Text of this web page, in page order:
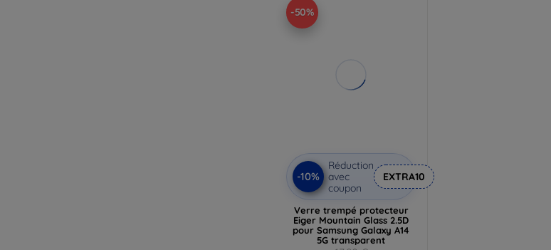
-50%
-10%
Réduction
avec
coupon
EXTRA10
Verre trempé protecteur
Eiger Mountain Glass 2.5D
pour Samsung Galaxy A14
5G transparent